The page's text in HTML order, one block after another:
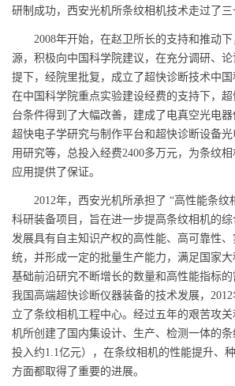
研制成功，西安光机所条纹相机技术走过了三
2008年开始，在赵卫所长的支持和推动下
源，积极向中国科学院建议，在充分调研、
提下，经院里批复，成立了超快诊断技术中国
在中国科学院重点实验建设经费的支持下，
台条件得到了大幅改善，建成了电真空光电器
超快电子学研究与制作平台和超快诊断设备
用研究等，总投入经费2400多万元，为条纹
应用提供了保证。
2012年，西安光机所承担了 “高性能条纹
科研装备项目，旨在进一步提高条纹相机的综
发展具有自主知识产权的高性能、高可靠性
统，并形成一定的批量生产能力，满足国家
基础前沿研究不断增长的数量和高性能指标
我国高端超快诊断仪器装备的技术发展，
立了条纹相机工程中心。经过五年的艰苦攻
机所创建了国内集设计、生产、检测一体的
投入约1.1亿元），在条纹相机的性能提升、
方面都取得了重要的进展。